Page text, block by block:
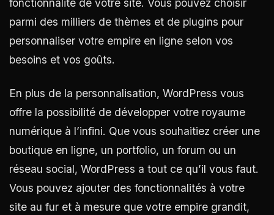
fonctionnalité de votre site. Vous pouvez choisir
parmi des milliers de thèmes et de plugins pour
personnaliser votre empire en ligne selon vos
besoins et vos goûts.
En plus de la personnalisation, WordPress vous
offre la possibilité de développer votre royaume
numérique à l’infini. Que vous souhaitiez créer une
boutique en ligne, un portfolio, un forum ou un
réseau social, WordPress a tout ce qu’il vous faut.
Vous pouvez ajouter des fonctionnalités à votre
site au fur et à mesure que votre empire grandit,